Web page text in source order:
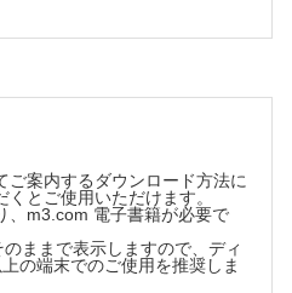
24配信予定)
場合がございます。
ただけます。詳細は
/ Google Chrome 最新版 / Safari
案内するダウンロード方法に
とご使用いただけます。
m3.com 電子書籍が必要で
ままで表示しますので、ディ
の端末でのご使用を推奨しま